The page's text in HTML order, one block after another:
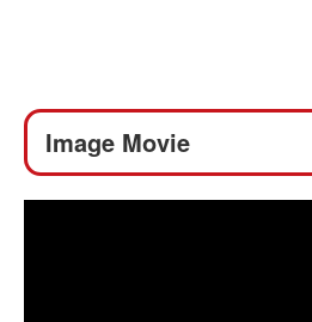
Image Movie